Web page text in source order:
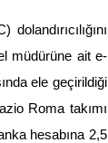
müdürüne ait e-
ele geçirildiği
Roma takımı
hesabına 2,5